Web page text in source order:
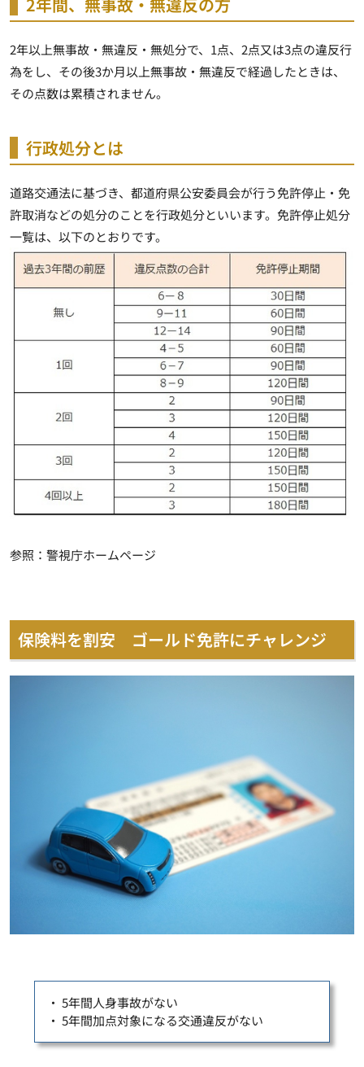
2年以上無事故・無違反・無処分で、1点、2点又は3点の違反行
為をし、その後3か月以上無事故・無違反で経過したときは、
その点数は累積されません。
行政処分とは
道路交通法に基づき、都道府県公安委員会が行う免許停止・免
許取消などの処分のことを行政処分といいます。免許停止処分
一覧は、以下のとおりです。
参照：警視庁ホームページ
保険料を割安 ゴールド免許にチャレンジ
・ 5年間人身事故がない
・ 5年間加点対象になる交通違反がない